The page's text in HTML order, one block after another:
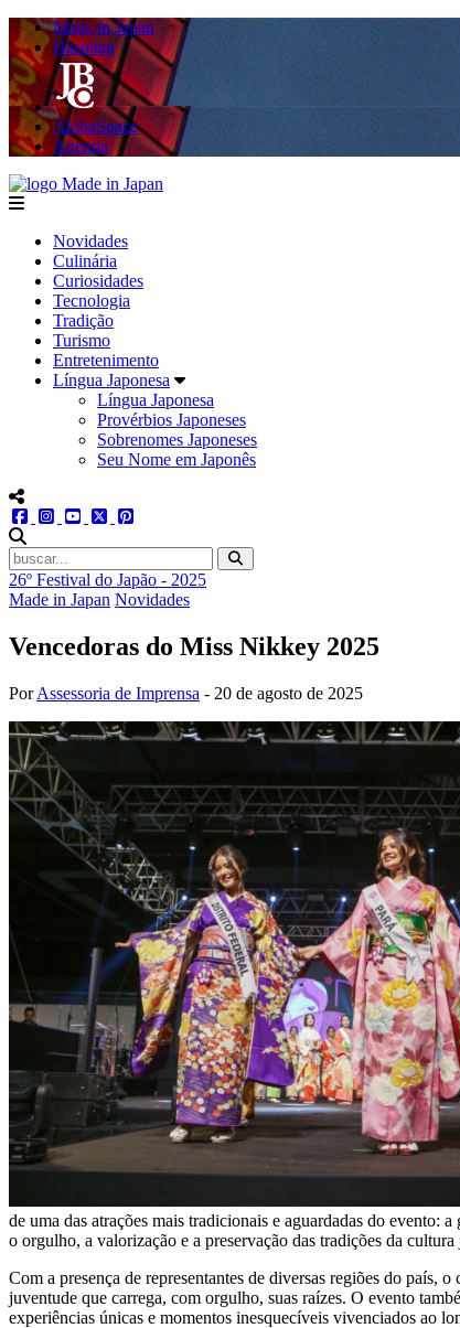
Made in Japan
Hashitag
AkibaSpace
Agenda
menu
Novidades
Culinária
Curiosidades
Tecnologia
Tradição
Turismo
Entretenimento
Língua Japonesa
Língua Japonesa
Provérbios Japoneses
Sobrenomes Japoneses
Seu Nome em Japonês
menu redes social
facebookinstagram
youtube
twitter
26º Festival do Japão - 2025
Made in Japan Novidades
Vencedoras do Miss Nikkey 2025
PorAssessoria de Imprensa - 20 de agosto de 2025
de uma das atrações mais tradicionais e aguardadas do evento:
o orgulho, a valorização e a preservação das tradições da
Com a presença de representantes de diversas regiões do
juventude que carrega, com orgulho, suas raízes. O evento
experiências únicas e momentos inesquecíveis vivenciados ao